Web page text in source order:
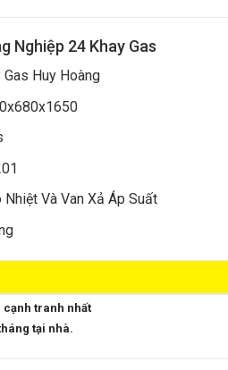
Nghiệp 24 Khay Gas
Huy Hoàng
Và Van Xả Áp Suất
cạnh tranh nhất
tại nhà.